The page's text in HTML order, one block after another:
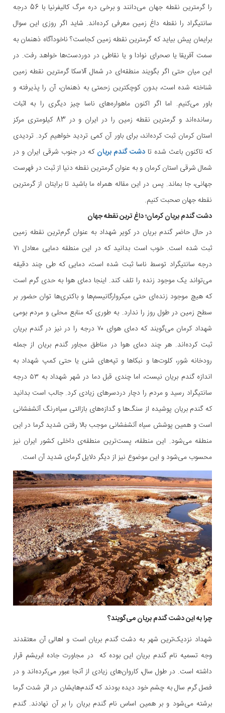
را گرمترین نقطه جهان می‌دانند و برخی دره مرگ کالیفرنیا با 56 درجه
سانتیگراد را نقطه داغ زمین معرفی کرده‌اند. شاید اگر روزی این سوال
برایمان پیش بیاید که گرمترین نقطه زمین کجاست؟ ناخودآگاه ذهنمان به
سمت ‌آفریقا یا صحرای نوادا و یا نقاطی در دوردست‌ها خواهد رفت. در
این میان حتی اگر بگویند منطقه‌ای در شمال آلاسکا گرمترین نقطه زمین
شناخته شده است، بدون کوچکترین زحمتی به ذهنمان، آن را پذیرفته و
باور می‌کنیم. اما اگر اکنون ماهواره‌های ناسا چیز دیگری را به اثبات
رسانده‌اند و گرمترین نقطه زمین را در ایران و در 83 کیلومتری مرکز
استان کرمان ثبت کرده‌اند، برای باور آن کمی تردید خواهیم کرد. تردیدی
که تاکنون باعث شده تا دشت گندم بریان که در جنوب شرقی ایران و در
شمال شرقی استان کرمان و به عنوان گرمترین نقطه دنیا از ثبت در فهرست
جهانی، جا بماند. پس در این مقاله همراه ما باشید تا برایتان از گرمترین
نقطه جهان صحبت کنیم.
دشت گندم بریان کرمان؛ داغ ترین نقطه جهان
در حال حاضر گندم بریان در کویر شهداد به عنوان گرم‌ترین نقطه زمین
ثبت شده است. خوب است بدانید که در این منطقه دمایی معادل ۷۱
درجه سانتیگراد توسط ناسا ثبت شده است، دمایی که طی چند دقیقه
می‌تواند یک موجود زنده را تلف کند. اینجا دمای هوا به حدی گرم است
که هیچ موجود زنده‌ای حتی میکروارگانیسم‌ها و باکتری‌ها توان حضور بر
سطح زمین در طول روز را ندارد. به طوری که منابع محلی و مردم بومی
شهداد کرمان می‌گویند که دمای هوای ۷۰ درجه را در نیز در گندم بریان
ثبت کرده‌اند. هر چند دمای هوا در مناطق مجاور گندم بریان از جمله
رودخانه شور، کلوت‌ها و نبکا‌ها و تپه‌های شنی یا حتی کمپ شهداد به
اندازه گندم بریان نیست، اما چندی قبل دما در شهر شهداد به ۵۳ درجه
سانتیگراد رسید و مردم را دچار دردسر‌های زیادی کرد. جالب است بدانید
که گندم بریان پوشیده از سنگ‌ها و گدازه‌های بازالتی سیاه‌رنگ آتشفشانی
است و همین پوشش سیاه آتشفشانی موجب بالا رفتن شدید گرما در این
منطقه می‌شود. این منطقه، پست‌ترین منطقه‌ی داخلی کشور ایران نیز
محسوب می‌شود و این موضوع نیز از دیگر دلایل گرمای شدید آن است.
چرا به این دشت گندم بریان می‌گویند؟
شهداد نزدیک‌ترین شهر به دشت گندم بریان است و اهالی آن معتقدند
وجه تسمیه نام گندم بریان این بوده که در مجاورت جاده ابریشم قرار
داشته است. در طول سال، کاروان‌های زیادی از آنجا عبور می‌کرده‌اند و در
فصل گرم سال به چشم خود دیده بودند که گندم‌هایشان در اثر شدت گرما
برشته می‌شود و بر همین اساس نام گندم بریان را بر آ‌ن نهادند. گندم